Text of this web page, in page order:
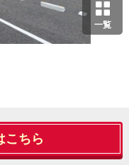
一覧
こちら